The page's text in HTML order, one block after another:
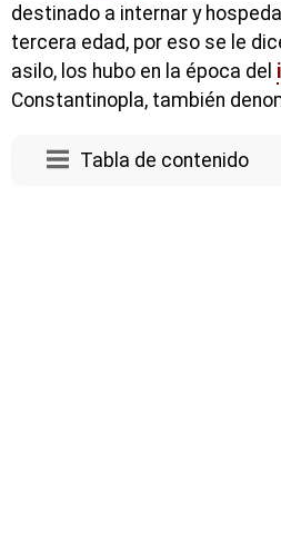
destinado a internar y
tercera edad, por eso se le
asilo, los hubo en la época del
Constantinopla, también
Tabla de contenido